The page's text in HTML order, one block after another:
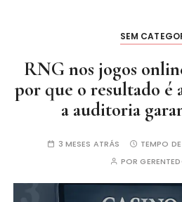
SEM
RNG nos jogos
por que o resultado é
a auditoria
3 MESES ATRÁS TEMPO
POR